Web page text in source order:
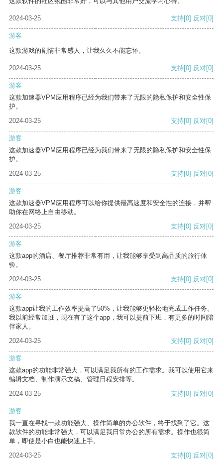
2024-03-25 支持[0] 反对[0]
游客
这款游戏的剧情非常感人，让我久久不能忘怀。
2024-03-25 支持[0] 反对[0]
游客
这款加速器VPM应用程序已经为我们带来了无限的隐私保护和安全性保
护。
2024-03-25
支持[0] 反对[0]
游客
这款加速器VPM应用程序已经为我们带来了无限的隐私保护和安全性保
护。
2024-03-25
支持[0] 反对[0]
游客
这款加速器VPM应用程序可以给你提供最高速度和安全性的连接，并帮
助你在网络上自由移动。
2024-03-25
支持[0] 反对[0]
游客
这款app的酒店、餐厅推荐非常有用，让我能够享受到高品质的旅行体
验。
2024-03-25
支持[0] 反对[0]
游客
这款app让我的工作效率提高了50%，让我能够更轻松地完成工作任务。
我以前经常加班，现在有了这个app，我可以提前下班，有更多的时间陪
伴家人。
2024-03-25
支持[0] 反对[0]
游客
这款app的功能非常强大，可以满足我所有的工作需求。我可以使用它来
编辑文档、制作演示文稿、管理日程安排等。
2024-03-25
支持[0] 反对[0]
游客
我一直在寻找一款功能强大、操作简单的办公软件，终于找到了它。这
款软件的功能非常强大，可以满足我日常办公的所有需求。操作也很简
单，即使是小白也能快速上手。
2024-03-25
支持[0] 反对[0]